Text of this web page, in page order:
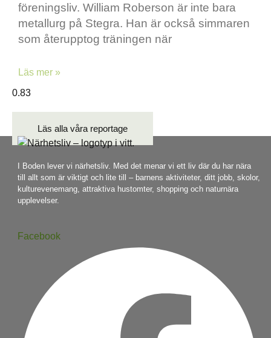
föreningsliv. William Roberson är inte bara
metallurg på Stegra. Han är också simmaren
som återupptog träningen när
Läs mer »
Läs alla våra reportage
I Boden lever vi närhetsliv. Med det menar vi ett liv där du har nära
till allt som är viktigt och lite till – barnens aktiviteter, ditt jobb, skolor,
kulturevenemang, attraktiva hustomter, shopping och naturnära
upplevelser.
Facebook